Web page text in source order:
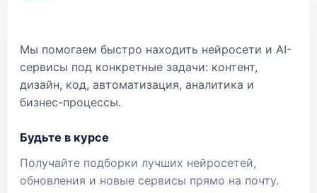
Мы помогаем быстро находить нейросети и AI-
сервисы под конкретные задачи: контент,
дизайн, код, автоматизация, аналитика и
бизнес-процессы.
Будьте в курсе
Получайте подборки лучших нейросетей,
обновления и новые сервисы прямо на почту.